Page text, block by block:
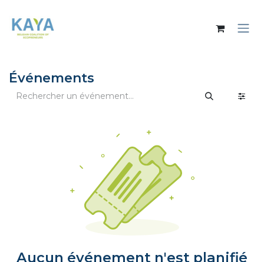
Événements
Aucun événement n'est planifié